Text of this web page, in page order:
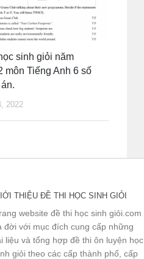
sinh giỏi năm
môn Tiếng Anh 6 số
2022
THIỆU ĐỀ THI HỌC SINH GIỎI
website đề thi học sinh giỏi.com
đời với mục đích cung cấp những
liệu và tổng hợp đề thi ôn luyện học
giỏi theo các cấp thành phố, cấp